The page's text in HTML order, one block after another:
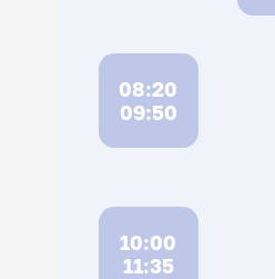
08:20
09:50
10:00
11:35